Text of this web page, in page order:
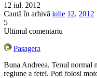
12 iul. 2012
Caută în arhivă iulie 12, 2012
5
Ultimul comentariu
Pasagera
Buna Andreea, Tenul normal
regiune a fetei. Poti folosi